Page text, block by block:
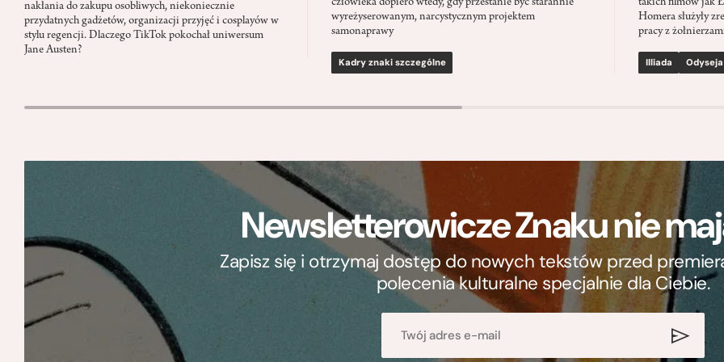
nakłania do zakupu osobliwych, niekoniecznie
przydatnych gadżetów, organizacji przyjęć i cosplayów w
stylu regencji. Dlaczego TikTok pokochał uniwersum
Jane Austen?
człowieka dopiero wtedy, gdy przestanie być starannie
wyreżyserowanym, narcystycznym projektem
samonaprawy
Kadry znaki szczególne
takich filmów jak
Homera służyły
pracy z
Illiada Odyseja
Newsletterowicze Znaku nie
Zapisz się i otrzymaj dostęp do nowych tekstów przed
polecenia kulturalne specjalnie dla Ciebie.